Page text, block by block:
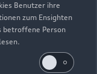
Benutzer ihre
zum Ensighten
betroffene Person
07:00
07:00